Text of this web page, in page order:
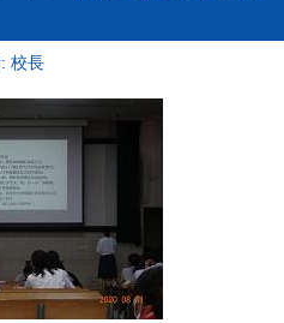
校長